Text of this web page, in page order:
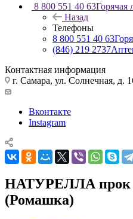
8 800 551 40 63Горячая
Назад
Телефоны
8 800 551 40 63
(846) 219 2737
Контактная информация
г. Самара, ул. Солнечная, д.
Вконтакте
Instagram
НАТУРЕЛЛА прок
(Ромашка)